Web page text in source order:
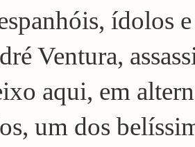
ídolos
Ventura,
aqui, em
um dos